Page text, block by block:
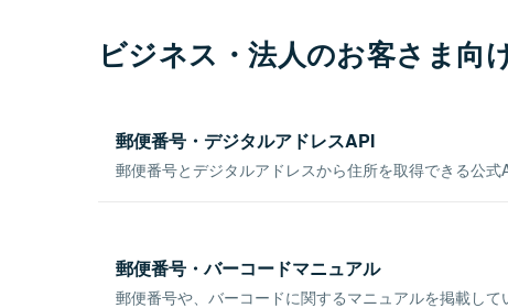
ビジネス・法人のお客さま向
郵便番号・デジタルアドレスAPI
郵便番号とデジタルアドレスから住所を取得できる公式
郵便番号・バーコードマニュアル
郵便番号や、バーコードに関するマニュアルを掲載して